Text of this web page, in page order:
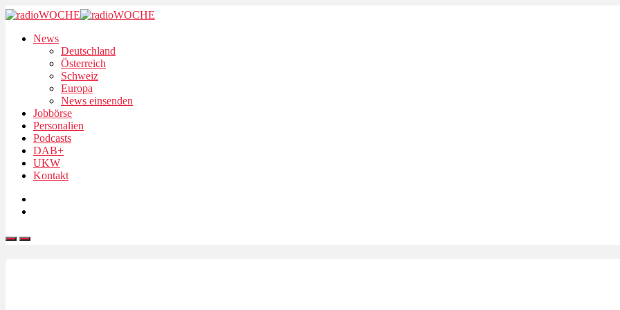
News
Deutschland
Österreich
Schweiz
Europa
News einsenden
Jobbörse
Personalien
Podcasts
DAB+
UKW
Kontakt